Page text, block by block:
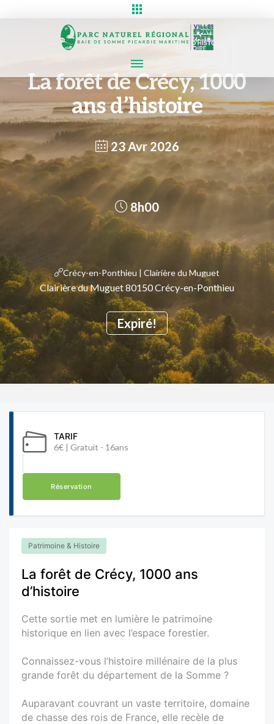
La forêt de Crécy, 1000
ans d’histoire
23 Avr 2026
Expiré!
8h00
Crécy-en-Ponthieu | Clairière du Muguet
Clairière du Muguet 80150 Crécy-en-Ponthieu
TARIF
6€ | Gratuit - 16ans
Réservation
Patrimoine & Histoire
La forêt de Crécy, 1000 ans
d’histoire
Cette sortie met en lumière le patrimoine
historique en lien avec l’espace forestier.
Connaissez-vous l’histoire millénaire de la plus
grande forêt du département de la Somme ?
Auparavant couvrant un vaste territoire, domaine
de chasse des rois de France, elle recèle de